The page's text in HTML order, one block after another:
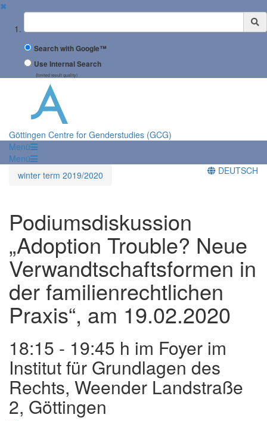
✖
Suchbegriff
Search with Google™
Use Internal Search
(limited result quality)
Göttingen Centre for Genderstudies (GCG)
Menü
Menü
winter term 2019/2020
DEUTSCH
Podiumsdiskussion
„Adoption Trouble? Neue
Verwandtschaftsformen in
der familienrechtlichen
Praxis“, am 19.02.2020
18:15 - 19:45 h im Foyer im
Institut für Grundlagen des
Rechts, Weender Landstraße
2, Göttingen